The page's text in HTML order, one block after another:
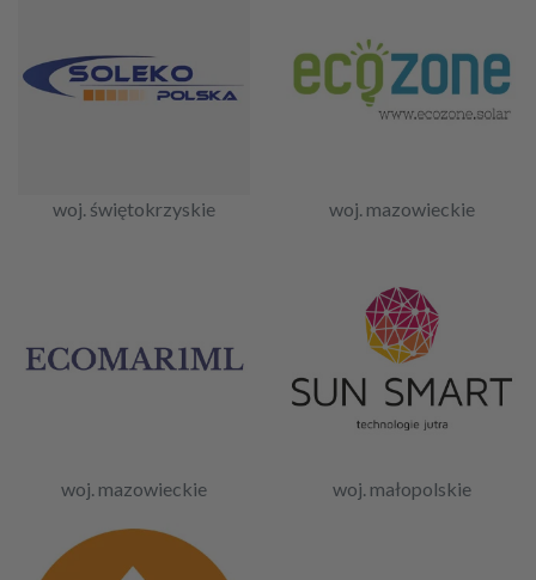
woj. świętokrzyskie woj. mazowieckie
woj. mazowieckie woj. małopolskie